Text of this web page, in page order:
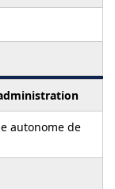
autonome de